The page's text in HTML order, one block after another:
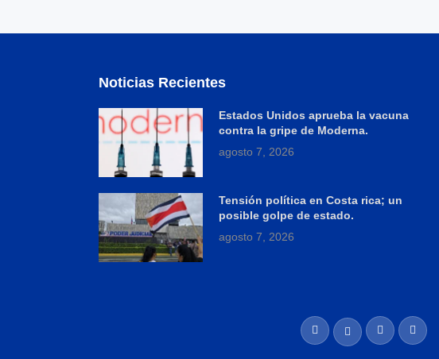
Noticias Recientes
Estados Unidos aprueba la vacuna
contra la gripe de Moderna.
agosto 7, 2026
Tensión política en Costa rica; un
posible golpe de estado.
agosto 7, 2026